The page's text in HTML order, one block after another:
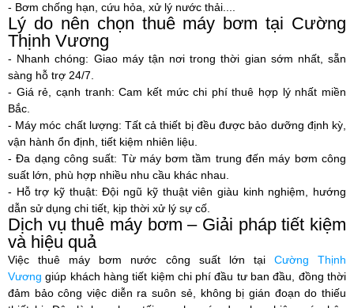
- Bơm chống hạn, cứu hỏa, xử lý nước thải....
Lý do nên chọn thuê máy bơm tại Cường
Thịnh Vương
- Nhanh chóng: Giao máy tận nơi trong thời gian sớm nhất, sẵn
sàng hỗ trợ 24/7.
- Giá rẻ, cạnh tranh: Cam kết mức chi phí thuê hợp lý nhất miền
Bắc.
- Máy móc chất lượng: Tất cả thiết bị đều được bảo dưỡng định kỳ,
vận hành ổn định, tiết kiệm nhiên liệu.
- Đa dạng công suất: Từ máy bơm tầm trung đến máy bơm công
suất lớn, phù hợp nhiều nhu cầu khác nhau.
- Hỗ trợ kỹ thuật: Đội ngũ kỹ thuật viên giàu kinh nghiệm, hướng
dẫn sử dụng chi tiết, kịp thời xử lý sự cố.
Dịch vụ thuê máy bơm – Giải pháp tiết kiệm
và hiệu quả
Việc thuê máy bơm nước công suất lớn tại Cường Thịnh
Vương giúp khách hàng tiết kiệm chi phí đầu tư ban đầu, đồng thời
đảm bảo công việc diễn ra suôn sẻ, không bị gián đoạn do thiếu